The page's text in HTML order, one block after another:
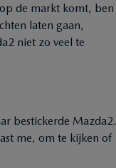
de markt komt, ben
laten gaan,
niet zo veel te
bestickerde Mazda2.
me, om te kijken of